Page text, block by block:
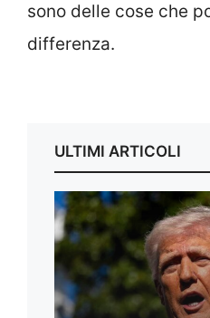
sono delle cose che
differenza.
ULTIMI ARTICOLI